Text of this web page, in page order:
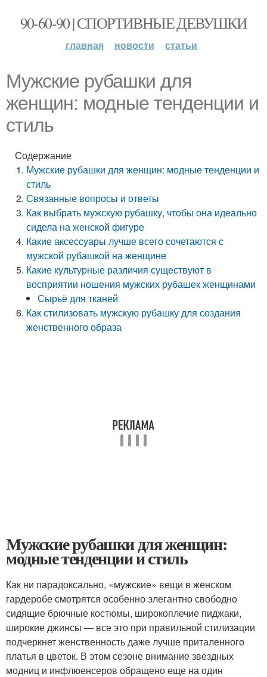
90-60-90 | СПОРТИВНЫЕ ДЕВУШКИ
главная новости статьи
Мужские рубашки для
женщин: модные тенденции и
стиль
Содержание
Мужские рубашки для женщин: модные тенденции и
стиль
Связанные вопросы и ответы
Как выбрать мужскую рубашку, чтобы она идеально
сидела на женской фигуре
Какие аксессуары лучше всего сочетаются с
мужской рубашкой на женщине
Какие культурные различия существуют в
восприятии ношения мужских рубашек женщинами
Сырьё для тканей
Как стилизовать мужскую рубашку для создания
женственного образа
Мужские рубашки для женщин:
модные тенденции и стиль
Как ни парадоксально, «мужские» вещи в женском
гардеробе смотрятся особенно элегантно свободно
сидящие брючные костюмы, широкоплечие пиджаки,
широкие джинсы — все это при правильной стилизации
подчеркнет женственность даже лучше приталенного
платья в цветок. В этом сезоне внимание звездных
модниц и инфлюенсеров обращено еще на один